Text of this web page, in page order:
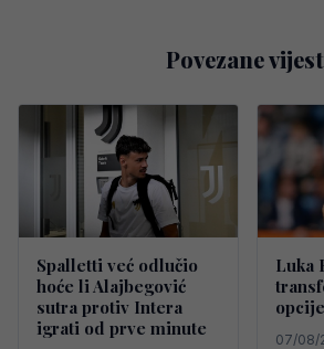
Povezane
Spalletti već odlučio
hoće li Alajbegović
sutra protiv Intera
igrati od prve minute
Luka
07/08/